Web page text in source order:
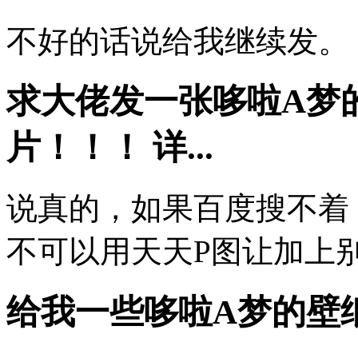
不好的话说给我继续发。
求大佬发一张哆啦A梦
片！！！ 详...
说真的，如果百度搜不
不可以用天天P图让加上
给我一些哆啦A梦的壁